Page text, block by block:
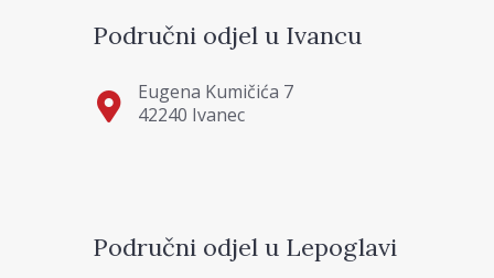
Područni odjel u Ivancu
Eugena Kumičića 7
42240 Ivanec
Područni odjel u Lepoglavi